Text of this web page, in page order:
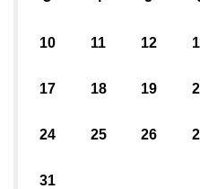
10 11 12
17 18 19
24 25 26
31